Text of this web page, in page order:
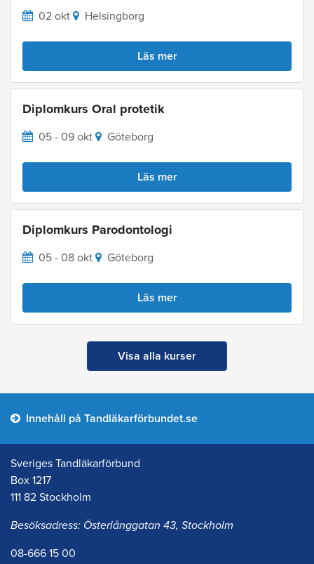
02 okt Helsingborg
Läs mer
Diplomkurs Oral protetik
05 - 09 okt Göteborg
Läs mer
Diplomkurs Parodontologi
05 - 08 okt Göteborg
Läs mer
Visa alla kurser
Innehåll på Tandläkarförbundet.se
Sveriges Tandläkarförbund
Box 1217
111 82 Stockholm
Besöksadress: Österlånggatan 43, Stockholm
08-666 15 00